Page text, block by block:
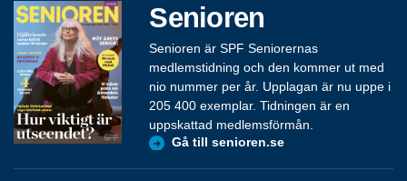
Senioren
Senioren är SPF Seniorernas
medlemstidning och den kommer ut med
nio nummer per år. Upplagan är nu uppe i
205 400 exemplar. Tidningen är en
uppskattad medlemsförmån.
Gå till senioren.se